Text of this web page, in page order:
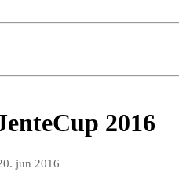
2016
jun 2016